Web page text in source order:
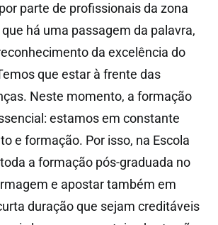
parte de profissionais da zona
há uma passagem da palavra,
da excelência do
que estar à frente das
Neste momento, a formação
estamos em constante
e formação. Por isso, na Escola
a formação pós-graduada no
e apostar também em
duração que sejam creditáveis